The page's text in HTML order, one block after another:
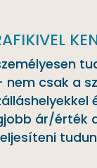
nem csak a
ár/érték